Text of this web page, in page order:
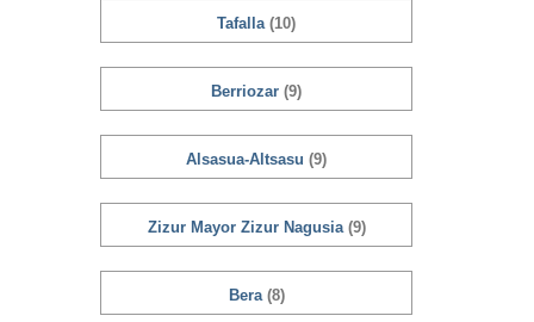
Tafalla (10)
Berriozar (9)
Alsasua-Altsasu (9)
Zizur Mayor Zizur Nagusia (9)
Bera (8)